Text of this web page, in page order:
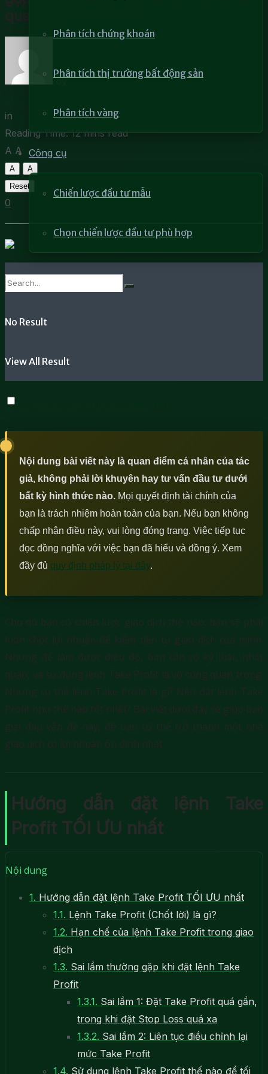
Phân tích chứng khoán
Phân tích thị trường bất động sản
Phân tích vàng
Công cụ
Chiến lược đầu tư mẫu
Chọn chiến lược đầu tư phù hợp
No Result
View All Result
qua bài viết này nhé.
by DRCCHEN
in
Học phân tích kỹ thuật
Reading Time: 12 mins read
A A
A
A
Reset
0
Hướng dẫn sử dụng lệnh Take Profit
Nội dung bài viết này là quan điểm cá nhân của tác
giả, không phải lời khuyên hay tư vấn đầu tư dưới
bất kỳ hình thức nào. Mọi quyết định tài chính của
bạn là trách nhiệm hoàn toàn của bạn. Nếu bạn không
chấp nhận điều này, vui lòng đóng trang. Việc tiếp tục
đọc đồng nghĩa với việc bạn đã hiểu và đồng ý. Xem
đầy đủ quy định pháp lý tại đây.
Cho dù bạn có chiến lược giao dịch thế nào, bạn sẽ phải
luôn chốt lợi nhuận để kiếm tiền từ giao dịch của mình.
Nhưng để làm được điều đó, bạn cần có kỷ luật, nhất
quán, và sử dụng lệnh Take Profit là vô cùng quan trọng.
Nhưng cụ thể lệnh Take Profit là gì? Nên đặt lệnh Take
Profit như thế nào tốt nhất? Bài viết dưới đây sẽ giúp bạn
giải đáp vẫn đề này, để bạn có thể trở thành một nhà
giao dịch có lợi nhuận ổn định nhất.
Hướng dẫn đặt lệnh Take
Profit TỐI ƯU nhất
Nội dung
1. Hướng dẫn đặt lệnh Take Profit TỐI ƯU nhất
1.1. Lệnh Take Profit (Chốt lời) là gì?
1.2. Hạn chế của lệnh Take Profit trong giao
dịch
1.3. Sai lầm thường gặp khi đặt lệnh Take
Profit
1.3.1. Sai lầm 1: Đặt Take Profit quá gần,
trong khi đặt Stop Loss quá xa
1.3.2. Sai lầm 2: Liên tục điều chỉnh lại
mức Take Profit
1.4. Sử dụng lệnh Take Profit thế nào để tối